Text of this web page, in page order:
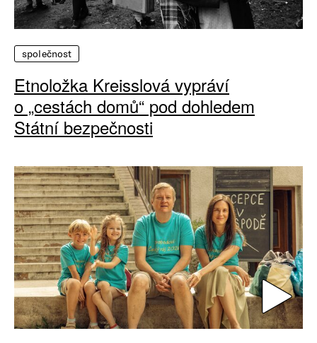
společnost
Etnoložka Kreisslová vypráví
o „cestách domů“ pod dohledem
Státní bezpečnosti